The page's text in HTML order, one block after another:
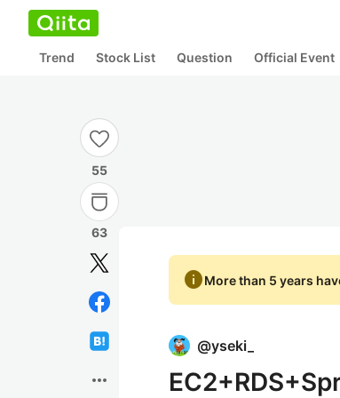
Trend Stock List Question Official Event
55
63
more_horiz
infoMore than 5 years
@yseki_